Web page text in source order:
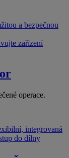
a bezpečnou
zařízení
operace.
integrovaná
do dílny